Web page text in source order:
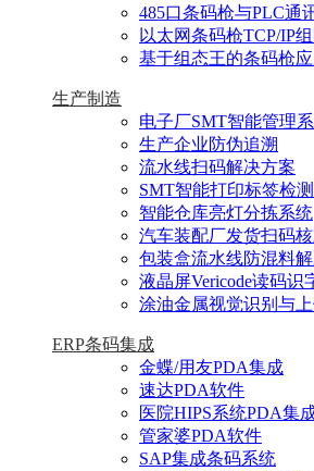
485口条码枪与PLC通
以太网条码枪TCP/IP组
基于组态王的条码枪应
生产制造
电子厂SMT智能管理
生产企业防伪追溯
流水线扫码解决方案
SMT智能打印标签检
智能仓库亮灯分拣系统
汽车装配厂发货扫码
包装盒流水线防混料
液晶屏Vericode读码识
涂油金属视觉识别与
ERP条码集成
金蝶/用友PDA集成
速达PDA软件
医院HIPS系统PDA集
管家婆PDA软件
SAP集成条码系统